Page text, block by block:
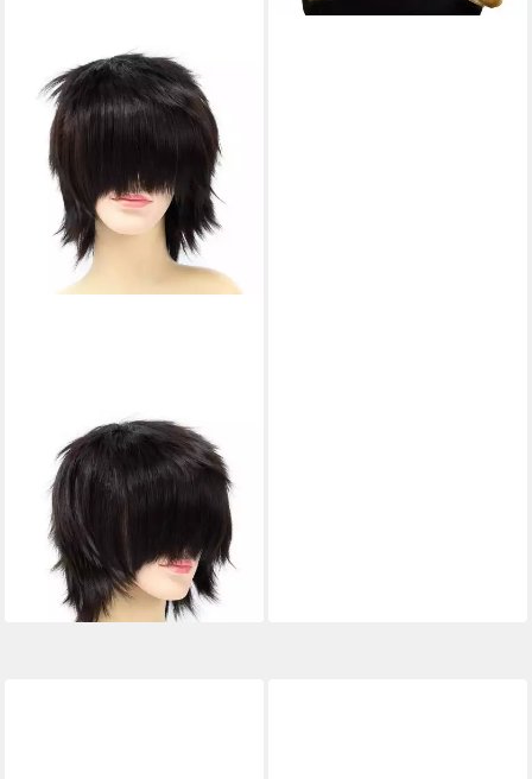
LUXUSKOLLEKTION
Kostüm-Perücke Perücke
Cosplay Anime Kurzhaar
Herren Damen Dunkles
Espressobraun
45,95 €
lieferbar - in 3-4 Werktagen bei dir